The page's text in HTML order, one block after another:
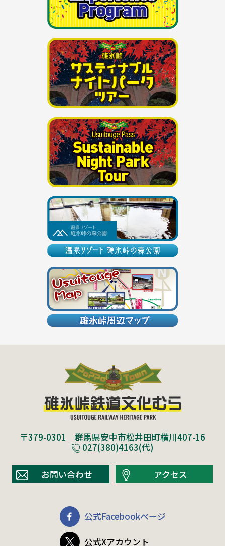
〒379-0301 群馬県安中市松井田町横川407-16
027(380)4163(代)
お問い合わせ アクセス
公式Facebookページ
公式Xアカウント